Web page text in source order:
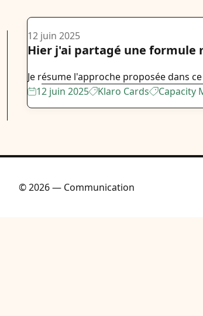
12 juin 2025
Hier j'ai partagé une formule
Je résume l'approche proposée dans
12 juin 2025
Klaro Cards Capacity
© 2026 — Communication